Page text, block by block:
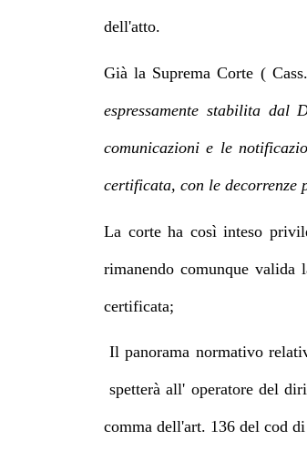
dell'atto.
Già la Suprema Corte (
espressamente stabilita
comunicazioni e le
certificata, con le decorrenze
La corte ha così inteso
rimanendo comunque
certificata;
Il panorama normativo
spetterà all' operatore del
comma dell'art. 136 del cod